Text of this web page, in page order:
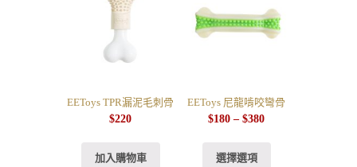
EEToys TPR漏泥毛刺骨
$220
加入購物車
EEToys 尼龍啃咬彎骨
$180 –$380
選擇選項